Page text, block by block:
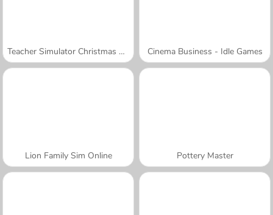
Teacher Simulator Christmas Exam Cinema Business - Idle Games
Lion Family Sim Online Pottery Master